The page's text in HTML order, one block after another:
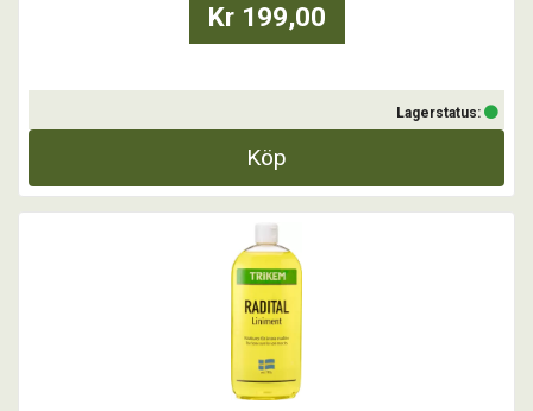
Kr 199,00
Lagerstatus:
Köp